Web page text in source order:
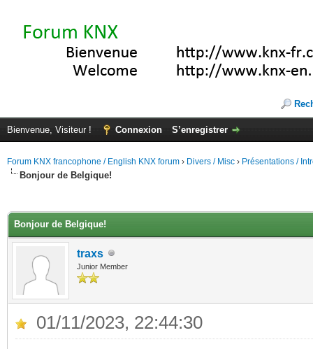
Bienvenue, Visiteur ! Connexion S’enregistrer
Forum KNX francophone / English KNX forum › Divers / Misc › Présentations /
Bonjour de Belgique!
Bonjour de Belgique!
traxs
Junior Member
01/11/2023, 22:44:30